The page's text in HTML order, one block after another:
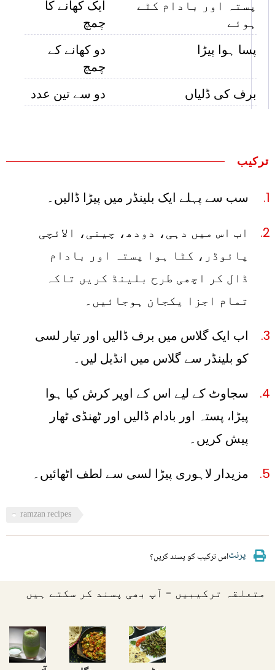
پستہ اور بادام کٹے
ہوئے
ایک کھانے کا
چمچ
پسا ہوا پیڑا
دو کھانے کے
چمچ
برف کی ڈلیاں
دو سے تین عدد
ترکیب
سب سے پہلے ایک بلینڈر میں پیڑا ڈالیں۔
اب اس میں دہی، دودھ، چینی، الائچی
پائوڈر، کٹا ہوا پستہ اور بادام
ڈال کر اچھی طرح بلینڈ کریں تاکہ
تمام اجزا یکجان ہوجائیں۔
اب ایک گلاس میں برف ڈالیں اور تیار لسی
کو بلینڈر سے گلاس میں انڈیل لیں۔
سجاوٹ کے لیے اس کے اوپر کرش کیا ہوا
پیڑا، پستہ اور بادام ڈالیں اور ٹھنڈی ٹھار
پیش کریں۔
مزیدار لاہوری پیڑا لسی سے لطف اٹھائیں۔
ramzan recipes
اس ترکیب کو پسند کریں؟پرنٹ
متعلقہ ترکیبیں - آپ بھی پسند کر سکتے ہیں